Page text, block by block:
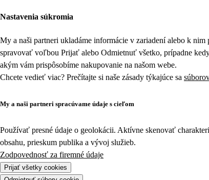
Nastavenia súkromia
My a naši partneri ukladáme informácie v zariadení alebo k
spravovať voľbou Prijať alebo Odmietnuť všetko, prípadne
akým vám prispôsobíme nakupovanie na našom webe.
Chcete vedieť viac? Prečítajte si naše zásady týkajúce sa
My a naši partneri spracúvame údaje s cieľom
Používať presné údaje o geolokácii. Aktívne skenovať
obsahu, prieskum publika a vývoj služieb.
Zodpovednosť za firemné údaje
Prijať všetky cookies